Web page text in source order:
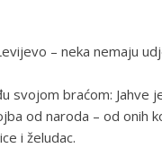
– neka nemaju
svojom braćom: Jahve
od naroda – od
i želudac.